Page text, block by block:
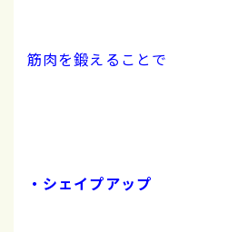
筋肉を鍛えることで
・シェイプアップ